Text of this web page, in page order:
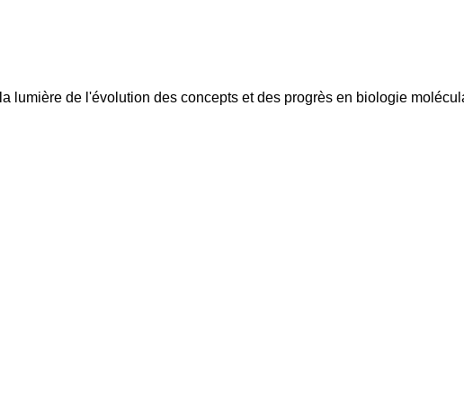
de l'évolution des concepts et des progrès en biologie